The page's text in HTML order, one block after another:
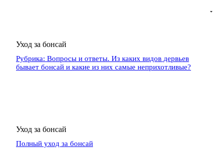
Уход за бонсай
Рубрика: Вопросы и ответы. Из каких видов дервьев
бывает бонсай и какие из них самые неприхотливые?
Уход за бонсай
Полный уход за бонсай